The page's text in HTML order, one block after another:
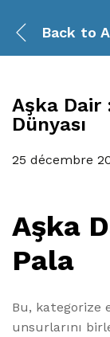
Back to
Aşka Dair
Dünyası
25 décembre
Aşka
Pala
Bu, kategorize
unsurlarını